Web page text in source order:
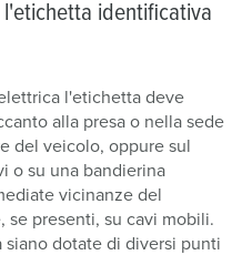
l'etichetta identificativa
l'etichetta deve
alla presa o nella sede
del veicolo, oppure sul
o su una bandierina
vicinanze del
presenti, su cavi mobili.
dotate di diversi punti